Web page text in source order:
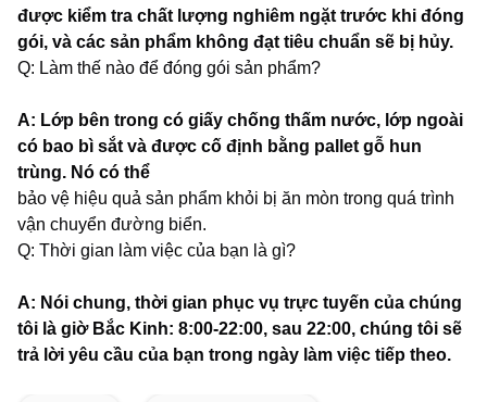
được kiểm tra chất lượng nghiêm ngặt trước khi đóng
gói, và các sản phẩm không đạt tiêu chuẩn sẽ bị hủy.
Q: Làm thế nào để đóng gói sản phẩm?
A: Lớp bên trong có giấy chống thấm nước, lớp ngoài
có bao bì sắt và được cố định bằng pallet gỗ hun
trùng. Nó có thể
bảo vệ hiệu quả sản phẩm khỏi bị ăn mòn trong quá trình
vận chuyển đường biển.
Q: Thời gian làm việc của bạn là gì?
A: Nói chung, thời gian phục vụ trực tuyến của chúng
tôi là giờ Bắc Kinh: 8:00-22:00, sau 22:00, chúng tôi sẽ
trả lời yêu cầu của bạn trong ngày làm việc tiếp theo.